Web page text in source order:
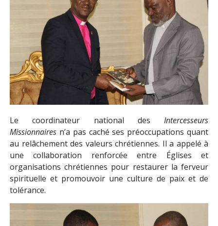
Le coordinateur national des Intercesseurs
Missionnaires n’a pas caché ses préoccupations quant
au relâchement des valeurs chrétiennes. Il a appelé à
une collaboration renforcée entre Églises et
organisations chrétiennes pour restaurer la ferveur
spirituelle et promouvoir une culture de paix et de
tolérance.